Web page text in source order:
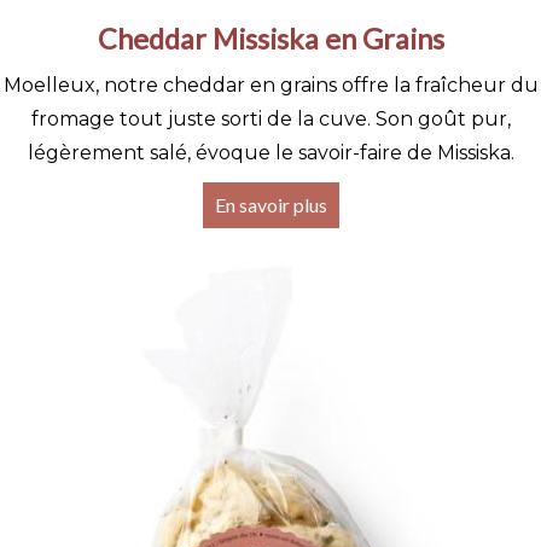
Cheddar Missiska en Grains
Moelleux, notre cheddar en grains offre la fraîcheur du
fromage tout juste sorti de la cuve. Son goût pur,
légèrement salé, évoque le savoir-faire de Missiska.
En savoir plus